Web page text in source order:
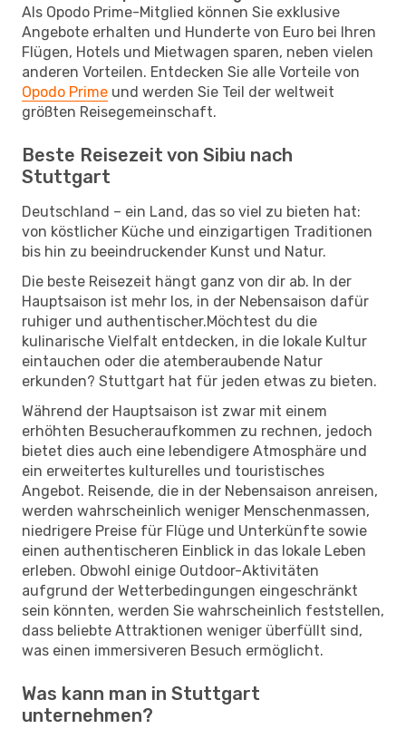
Als Opodo Prime-Mitglied können Sie exklusive
Angebote erhalten und Hunderte von Euro bei Ihren
Flügen, Hotels und Mietwagen sparen, neben vielen
anderen Vorteilen. Entdecken Sie alle Vorteile von
Opodo Prime und werden Sie Teil der weltweit
größten Reisegemeinschaft.
Beste Reisezeit von Sibiu nach
Stuttgart
Deutschland – ein Land, das so viel zu bieten hat:
von köstlicher Küche und einzigartigen Traditionen
bis hin zu beeindruckender Kunst und Natur.
Die beste Reisezeit hängt ganz von dir ab. In der
Hauptsaison ist mehr los, in der Nebensaison dafür
ruhiger und authentischer.Möchtest du die
kulinarische Vielfalt entdecken, in die lokale Kultur
eintauchen oder die atemberaubende Natur
erkunden? Stuttgart hat für jeden etwas zu bieten.
Während der Hauptsaison ist zwar mit einem
erhöhten Besucheraufkommen zu rechnen, jedoch
bietet dies auch eine lebendigere Atmosphäre und
ein erweitertes kulturelles und touristisches
Angebot. Reisende, die in der Nebensaison anreisen,
werden wahrscheinlich weniger Menschenmassen,
niedrigere Preise für Flüge und Unterkünfte sowie
einen authentischeren Einblick in das lokale Leben
erleben. Obwohl einige Outdoor-Aktivitäten
aufgrund der Wetterbedingungen eingeschränkt
sein könnten, werden Sie wahrscheinlich feststellen,
dass beliebte Attraktionen weniger überfüllt sind,
was einen immersiveren Besuch ermöglicht.
Was kann man in Stuttgart
unternehmen?